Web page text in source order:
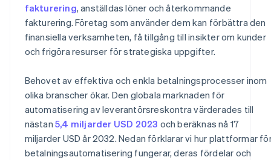
Ta in feedback och referenser
fakturering, anställdas löner och återkommande
fakturering. Företag som använder dem kan förbättra den
finansiella verksamheten, få tillgång till insikter om kunder
och frigöra resurser för strategiska uppgifter.
Behovet av effektiva och enkla betalningsprocesser inom
olika branscher ökar. Den globala marknaden för
automatisering av leverantörsreskontra värderades till
nästan 5,4 miljarder USD 2023 och beräknas nå 17
miljarder USD år 2032. Nedan förklarar vi hur plattformar
betalningsautomatisering fungerar, deras fördelar och